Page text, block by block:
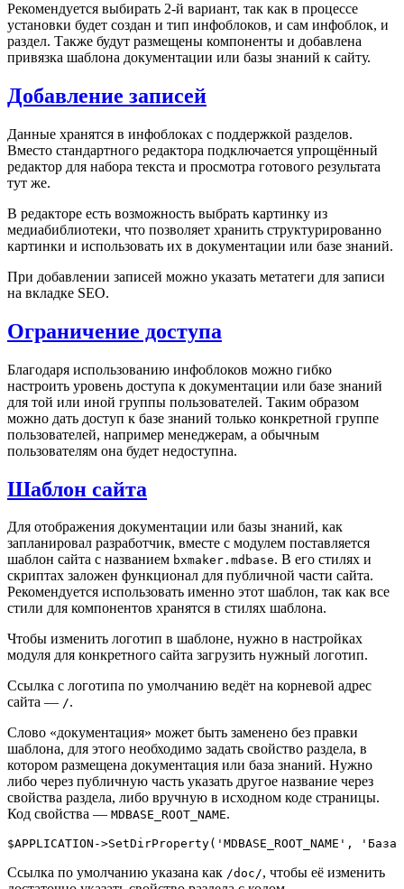
Рекомендуется выбирать 2-й вариант, так как в процессе
установки будет создан и тип инфоблоков, и сам инфоблок, и
раздел. Также будут размещены компоненты и добавлена
привязка шаблона документации или базы знаний к сайту.
Добавление записей
Данные хранятся в инфоблоках с поддержкой разделов.
Вместо стандартного редактора подключается упрощённый
редактор для набора текста и просмотра готового результата
тут же.
В редакторе есть возможность выбрать картинку из
медиабиблиотеки, что позволяет хранить структурированно
картинки и использовать их в документации или базе знаний.
При добавлении записей можно указать метатеги для записи
на вкладке SEO.
Ограничение доступа
Благодаря использованию инфоблоков можно гибко
настроить уровень доступа к документации или базе знаний
для той или иной группы пользователей. Таким образом
можно дать доступ к базе знаний только конкретной группе
пользователей, например менеджерам, а обычным
пользователям она будет недоступна.
Шаблон сайта
Для отображения документации или базы знаний, как
запланировал разработчик, вместе с модулем поставляется
шаблон сайта с названием bxmaker.mdbase. В его стилях и
скриптах заложен функционал для публичной части сайта.
Рекомендуется использовать именно этот шаблон, так как все
стили для компонентов хранятся в стилях шаблона.
Чтобы изменить логотип в шаблоне, нужно в настройках
модуля для конкретного сайта загрузить нужный логотип.
Ссылка с логотипа по умолчанию ведёт на корневой адрес
сайта — /.
Слово «документация» может быть заменено без правки
шаблона, для этого необходимо задать свойство раздела, в
котором размещена документация или база знаний. Нужно
либо через публичную часть указать другое название через
свойства раздела, либо вручную в исходном коде страницы.
Код свойства — MDBASE_ROOT_NAME.
Ссылка по умолчанию указана как /doc/, чтобы её изменить